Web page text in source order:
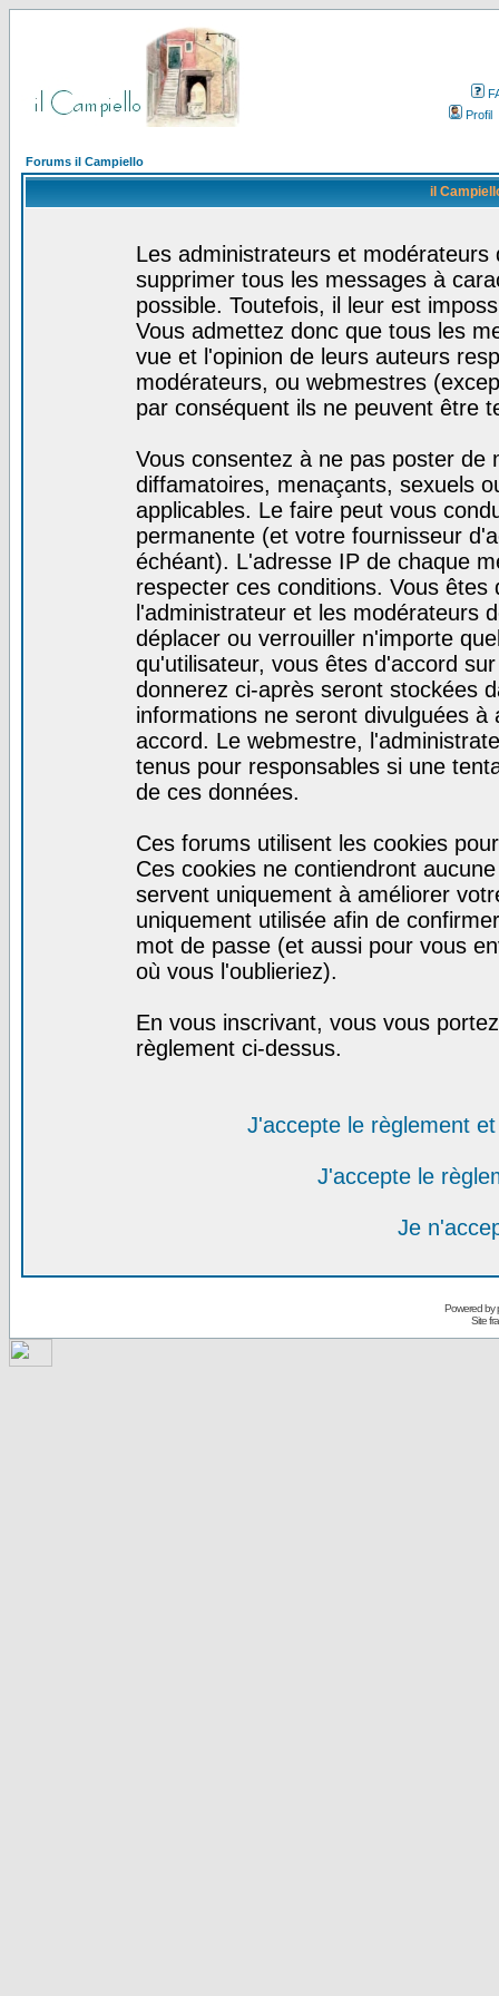
Profil
Forums il Campiello
il
Les administrateurs et
supprimer tous les messages à
possible. Toutefois, il leur est
Vous admettez donc que tous les
vue et l'opinion de leurs auteurs
modérateurs, ou webmestres
par conséquent ils ne peuvent être
Vous consentez à ne pas poster de
diffamatoires, menaçants, sexuels
applicables. Le faire peut vous
permanente (et votre fournisseur
échéant). L'adresse IP de chaque
respecter ces conditions. Vous
l'administrateur et les modérateurs
déplacer ou verrouiller n'importe
qu'utilisateur, vous êtes d'accord
donnerez ci-après seront stockées
informations ne seront divulguées
accord. Le webmestre,
tenus pour responsables si une
de ces données.
Ces forums utilisent les cookies
Ces cookies ne contiendront
servent uniquement à améliorer
uniquement utilisée afin de
mot de passe (et aussi pour vous
où vous l'oublieriez).
En vous inscrivant, vous vous
règlement ci-dessus.
J'accepte le règlement
J'accepte le
Je
Powered by
Site